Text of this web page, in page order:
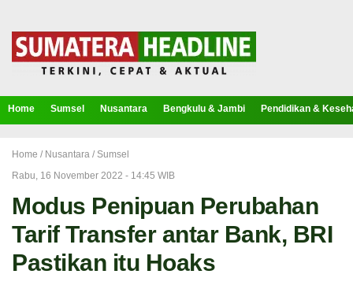
Home Sumsel Nusantara Bengkulu & Jambi Pendidikan &
Home / Nusantara / Sumsel
Rabu, 16 November 2022 - 14:45 WIB
Modus Penipuan Perubahan
Tarif Transfer antar Bank, BRI
Pastikan itu Hoaks